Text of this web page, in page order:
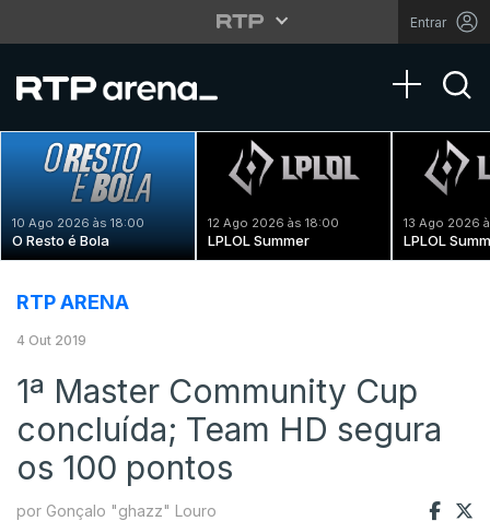
Entrar
Toggle
10 Ago 2026 às 18:00
O Resto é Bola
12 Ago 2026 às 18:00
LPLOL Summer
13 Ago 2026
LPLOL
RTP ARENA
4 Out 2019
1ª Master Community Cup
concluída; Team HD segura
os 100 pontos
por Gonçalo "ghazz" Louro